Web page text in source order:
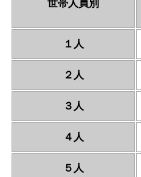
世帯人員別
１人
２人
３人
４人
５人